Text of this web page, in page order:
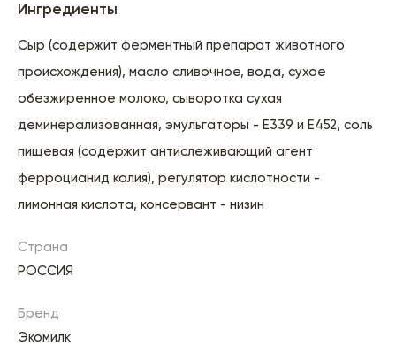
Ингредиенты
Сыр (содержит ферментный препарат животного
происхождения), масло сливочное, вода, сухое
обезжиренное молоко, сыворотка сухая
деминерализованная, эмульгаторы - Е339 и Е452, соль
пищевая (содержит антислеживающий агент
ферроцианид калия), регулятор кислотности -
лимонная кислота, консервант - низин
Страна
РОССИЯ
Бренд
Экомилк